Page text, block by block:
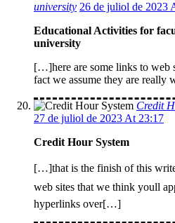
university 26 de juliol de 2023
Educational Activities for
university
[…]here are some links to web
fact we assume they are
Credit
27 de juliol de 2023 At 23:17
Credit Hour System
[…]that is the finish of this
web sites that we think youll
hyperlinks over[…]